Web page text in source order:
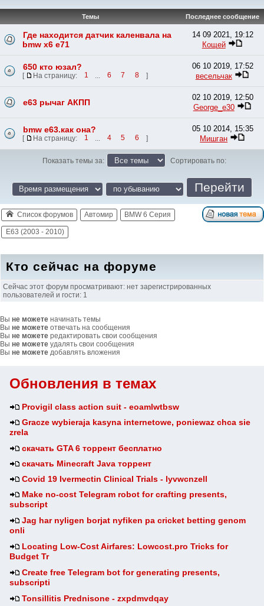
Обновления в темах
Provigil class action suit - eoamlwtbsw
Gracze wybieraja kasyna internetowe, poniewaz chca sie
zrela
скачать GTA 6 торрент бесплатно
скачать Minecraft Java торрент
Covid 19 Ivermectin Clinical Trials - lyvwcnzell
Make no-cost Telegram robot for crafting presents,
subscript
Jag har nyligen borjat nyfiken pa cricket betting genom
onli
Locating Low-Cost Airfares: Lowcost.pro Tricks for
Budget Tr
Create free Telegram bot for generating presents,
subscripti
Tonsillitis Prednisone - zxpdmvdqay
Темы Последнее сообщение
Где находится датчик каленвала на
bmw x6 e71
14 09 2021, 19:12
Кощей
650 кто юзал?
[ На страницу: 1 6 7 8 ]
06 10 2019, 17:52
весельчак
e63 рычаг АКПП
02 10 2019, 12:50
George_e30
bmw е63.как она?
[ На страницу: 1 4 5 6 ]
05 10 2014, 15:35
Мишган
Показать темы за: Сортировать по:
Список форумов Автомир BMW 6 Серия
E63 (2003 - 2010)
Кто сейчас на форуме
Сейчас этот форум просматривают: нет зарегистрированных
пользователей и гости: 1
Вы не можете начинать темы
Вы не можете отвечать на сообщения
Вы не можете редактировать свои сообщения
Вы не можете удалять свои сообщения
Вы не можете добавлять вложения